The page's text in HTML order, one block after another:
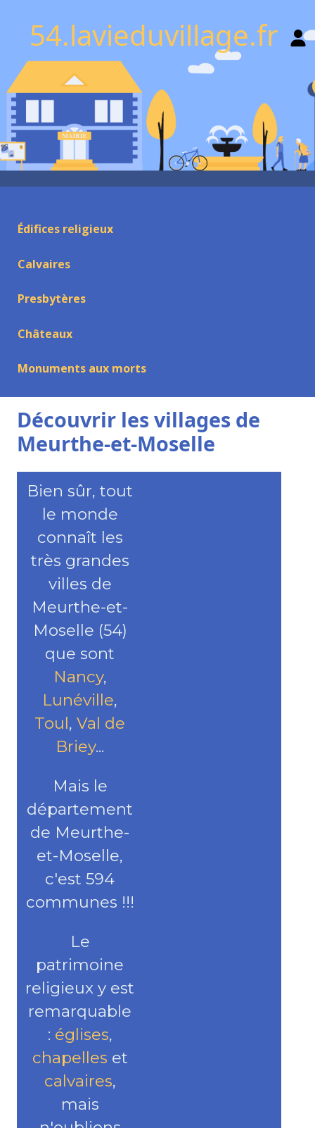
54.lavieduvillage.fr
Édifices religieux
Calvaires
Presbytères
Châteaux
Monuments aux morts
Découvrir les villages de
Meurthe-et-Moselle
Bien sûr, tout
le monde
connaît les
très grandes
villes de
Meurthe-et-
Moselle (54)
que sont
Nancy,
Lunéville,
Toul,Val de
Briey...
Mais le
département
de Meurthe-
et-Moselle,
c'est 594
communes !!!
Le
patrimoine
religieux y est
remarquable
: églises,
chapelles et
calvaires,
mais